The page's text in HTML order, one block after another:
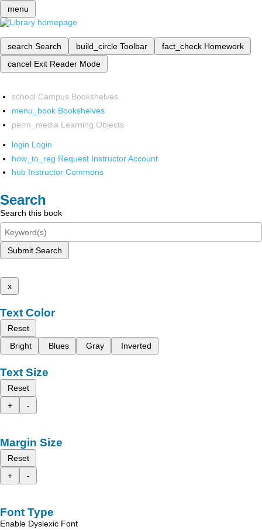
menu
search Search build_circle Toolbar fact_check Homework
cancel Exit Reader Mode
school Campus Bookshelves
menu_book Bookshelves
perm_media Learning Objects
login Login
how_to_reg Request Instructor Account
hub Instructor Commons
Search
Search this book
Submit Search
x
Text Color
Reset
Bright
Blues Gray Inverted
Text Size
Reset
+
-
Margin Size
Reset
+
-
Font Type
Enable Dyslexic Font